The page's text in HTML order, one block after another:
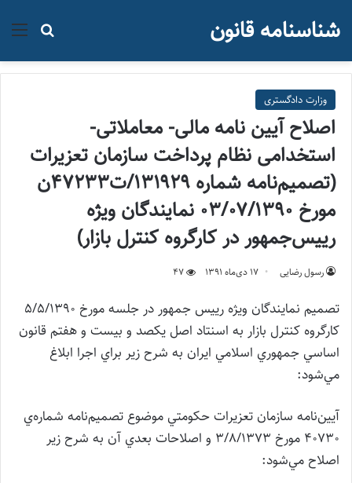
جستجو شناسنامه قانون
وزارت دادگستری
اصلاح آیین نامه مالی- معاملاتی-
استخدامی نظام پرداخت سازمان تعزیرات
(تصميم‌نامه شماره ۱۳۱۹۲۹/ت۴۷۲۳۳ن
مورخ ۰۳/۰۷/1390 نمايندگان ويژه
رييس‌جمهور در كارگروه كنترل بازار)
رسول رضایی ۱۷ دی‌ماه ۱۳۹۱ 47
تصميم نمايندگان ويژه رييس جمهور در جلسه مورخ 5/5/1390
كارگروه كنترل بازار به اسنتاد اصل يكصد و بيست و هفتم قانون
اساسي جمهوري اسلامي ايران به شرح زير براي اجرا ابلاغ
مي‌شود:
آيين‌نامه سازمان تعزيرات حكومتي موضوع تصميم‌نامه شماره‌ي
40730 مورخ 3/8/1373 و اصلاحات بعدي آن به شرح زير
اصلاح مي‌شود: